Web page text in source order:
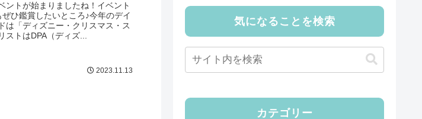
ントが始まりましたね！イベント
ひ鑑賞したいところ♪今年のデイ
「ディズニー・クリスマス・ス
ストはDPA（ディズ...
2023.11.13
気になることを検索
カテゴリー